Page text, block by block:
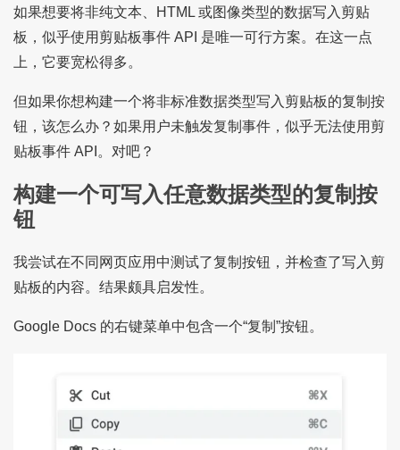
如果想要将非纯文本、HTML 或图像类型的数据写入剪贴
板，似乎使用剪贴板事件 API 是唯一可行方案。在这一点
上，它要宽松得多。
但如果你想构建一个将非标准数据类型写入剪贴板的复制按
钮，该怎么办？如果用户未触发复制事件，似乎无法使用剪
贴板事件 API。对吧？
构建一个可写入任意数据类型的复制按
钮
我尝试在不同网页应用中测试了复制按钮，并检查了写入剪
贴板的内容。结果颇具启发性。
Google Docs 的右键菜单中包含一个“复制”按钮。